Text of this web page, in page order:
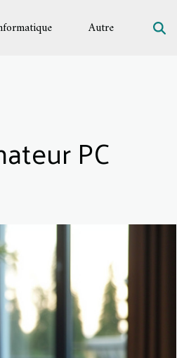
Autre
PC